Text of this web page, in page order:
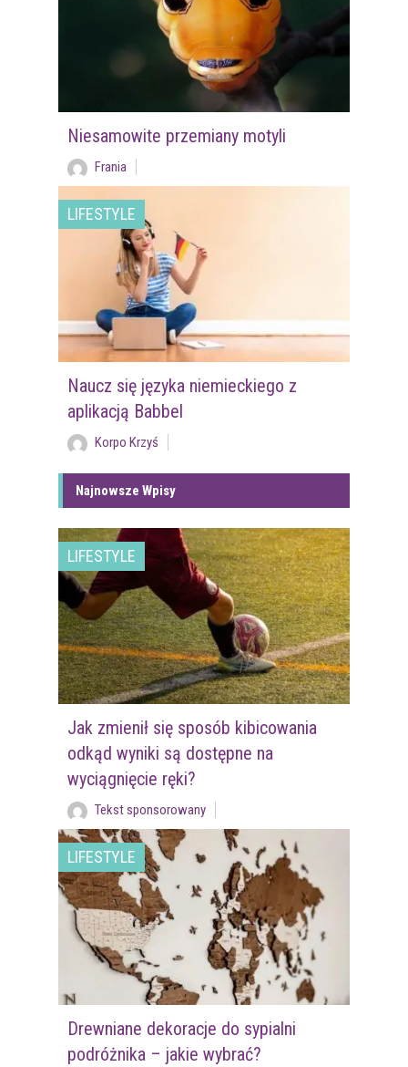
Niesamowite przemiany motyli
Frania
LIFESTYLE
Naucz się języka niemieckiego z
aplikacją Babbel
Korpo Krzyś
Najnowsze Wpisy
LIFESTYLE
Jak zmienił się sposób kibicowania
odkąd wyniki są dostępne na
wyciągnięcie ręki?
Tekst sponsorowany
LIFESTYLE
Drewniane dekoracje do sypialni
podróżnika – jakie wybrać?